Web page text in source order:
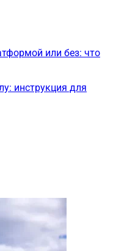
или без: что
инструкция для